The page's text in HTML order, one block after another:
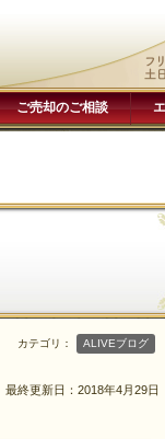
ご売却のご相談
カテゴリ： ALIVEブログ
最終更新日：2018年4月29日